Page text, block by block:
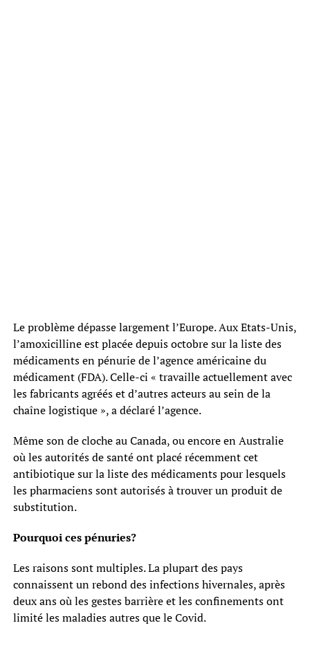
Le problème dépasse largement l’Europe. Aux Etats-Unis,
l’amoxicilline est placée depuis octobre sur la liste des
médicaments en pénurie de l’agence américaine du
médicament (FDA). Celle-ci « travaille actuellement avec
les fabricants agréés et d’autres acteurs au sein de la
chaîne logistique », a déclaré l’agence.
Même son de cloche au Canada, ou encore en Australie
où les autorités de santé ont placé récemment cet
antibiotique sur la liste des médicaments pour lesquels
les pharmaciens sont autorisés à trouver un produit de
substitution.
Pourquoi ces pénuries?
Les raisons sont multiples. La plupart des pays
connaissent un rebond des infections hivernales, après
deux ans où les gestes barrière et les confinements ont
limité les maladies autres que le Covid.